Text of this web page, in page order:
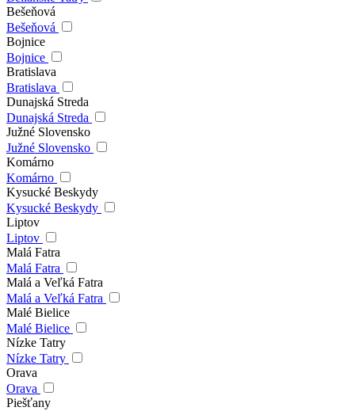
Bešeňová
Bešeňová
Bojnice
Bojnice
Bratislava
Bratislava
Dunajská Streda
Dunajská Streda
Južné Slovensko
Južné Slovensko
Komárno
Komárno
Kysucké Beskydy
Kysucké Beskydy
Liptov
Liptov
Malá Fatra
Malá Fatra
Malá a Veľká Fatra
Malá a Veľká Fatra
Malé Bielice
Malé Bielice
Nízke Tatry
Nízke Tatry
Orava
Orava
Piešťany